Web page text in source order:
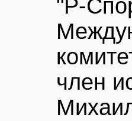
"Р-
член